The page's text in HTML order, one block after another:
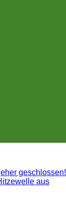
geschlossen!
aus